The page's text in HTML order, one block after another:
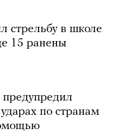
стрельбу в школе
15 ранены
по странам